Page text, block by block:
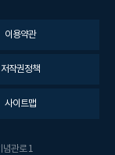
이용약관
저작권정책
사이트맵
념관로 1